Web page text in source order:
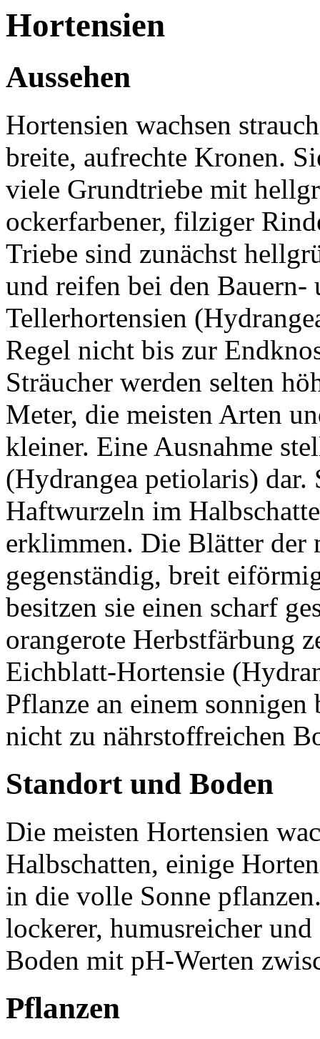
Hortensien
Aussehen
Hortensien wachsen
breite, aufrechte Kronen.
viele Grundtriebe mit
ockerfarbener, filziger
Triebe sind zunächst
und reifen bei den Bauern-
Tellerhortensien
Regel nicht bis zur
Sträucher werden selten
Meter, die meisten Arten
kleiner. Eine Ausnahme
(Hydrangea petiolaris)
Haftwurzeln im
erklimmen. Die Blätter der
gegenständig, breit
besitzen sie einen scharf
orangerote Herbstfärbung
Eichblatt-Hortensie
Pflanze an einem
nicht zu nährstoffreichen
Standort und Boden
Die meisten Hortensien
Halbschatten, einige
in die volle Sonne
lockerer, humusreicher
Boden mit pH-Werten
Pflanzen